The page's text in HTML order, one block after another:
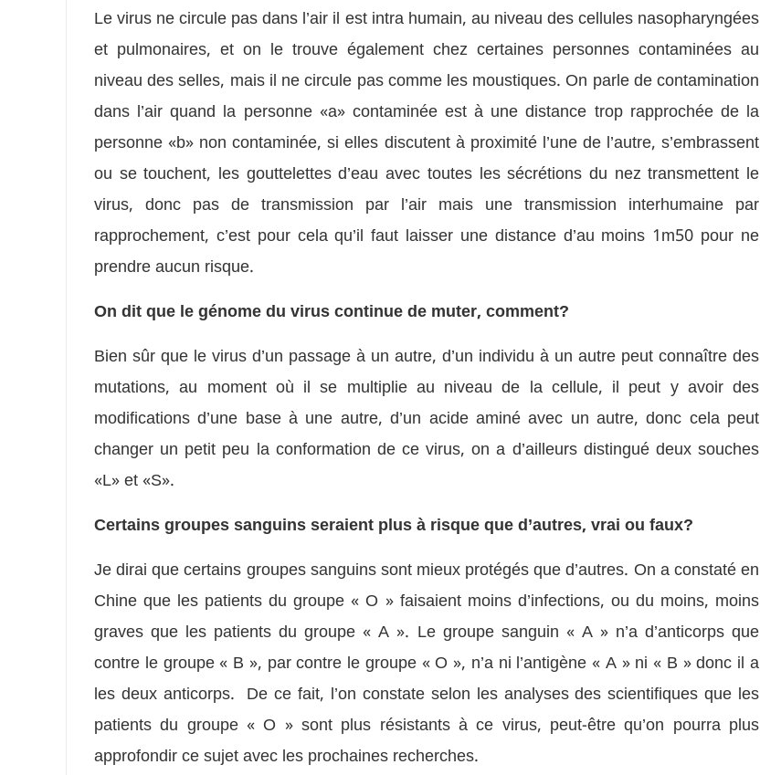
Le virus ne circule pas dans l’air il est intra humain, au niveau des cellules nasopharyngées
et pulmonaires, et on le trouve également chez certaines personnes contaminées au
niveau des selles, mais il ne circule pas comme les moustiques. On parle de contamination
dans l’air quand la personne «a» contaminée est à une distance trop rapprochée de la
personne «b» non contaminée, si elles discutent à proximité l’une de l’autre, s’embrassent
ou se touchent, les gouttelettes d’eau avec toutes les sécrétions du nez transmettent le
virus, donc pas de transmission par l’air mais une transmission interhumaine par
rapprochement, c’est pour cela qu’il faut laisser une distance d’au moins 1m50 pour ne
prendre aucun risque.
On dit que le génome du virus continue de muter, comment?
Bien sûr que le virus d’un passage à un autre, d’un individu à un autre peut connaître des
mutations, au moment où il se multiplie au niveau de la cellule, il peut y avoir des
modifications d’une base à une autre, d’un acide aminé avec un autre, donc cela peut
changer un petit peu la conformation de ce virus, on a d’ailleurs distingué deux souches
«L» et «S».
Certains groupes sanguins seraient plus à risque que d’autres, vrai ou faux?
Je dirai que certains groupes sanguins sont mieux protégés que d’autres. On a constaté en
Chine que les patients du groupe « O » faisaient moins d’infections, ou du moins, moins
graves que les patients du groupe « A ». Le groupe sanguin « A » n’a d’anticorps que
contre le groupe « B », par contre le groupe « O », n’a ni l’antigène « A » ni « B » donc il a
les deux anticorps. De ce fait, l’on constate selon les analyses des scientifiques que les
patients du groupe « O » sont plus résistants à ce virus, peut-être qu’on pourra plus
approfondir ce sujet avec les prochaines recherches.